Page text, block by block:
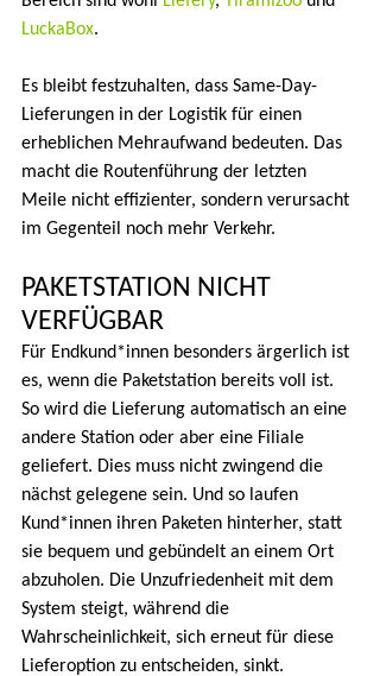
LuckaBox.
Es bleibt festzuhalten, dass Same-Day-
Lieferungen in der Logistik für einen
erheblichen Mehraufwand bedeuten. Das
macht die Routenführung der letzten
Meile nicht effizienter, sondern verursacht
im Gegenteil noch mehr Verkehr.
PAKETSTATION NICHT
VERFÜGBAR
Für Endkund*innen besonders ärgerlich ist
es, wenn die Paketstation bereits voll ist.
So wird die Lieferung automatisch an eine
andere Station oder aber eine Filiale
geliefert. Dies muss nicht zwingend die
nächst gelegene sein. Und so laufen
Kund*innen ihren Paketen hinterher, statt
sie bequem und gebündelt an einem Ort
abzuholen. Die Unzufriedenheit mit dem
System steigt, während die
Wahrscheinlichkeit, sich erneut für diese
Lieferoption zu entscheiden, sinkt.